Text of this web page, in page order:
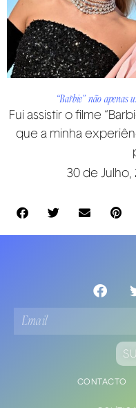
“Barbie” não apenas
Fui assistir o filme
que a minha
30 de Julho,
CONTACTO